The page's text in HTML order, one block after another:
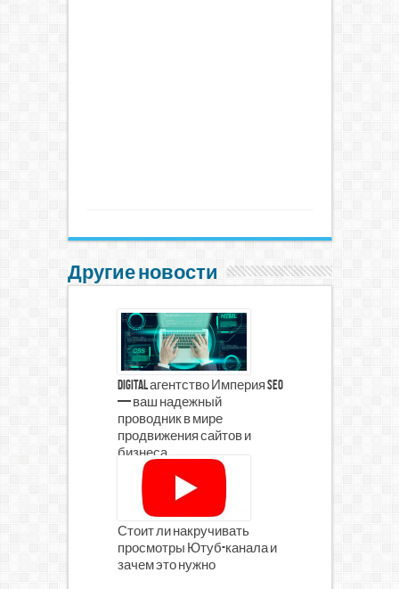
Другие новости
Digital агентство Империя Seo
— ваш надежный
проводник в мире
продвижения сайтов и
бизнеса
Стоит ли накручивать
просмотры Ютуб-канала и
зачем это нужно